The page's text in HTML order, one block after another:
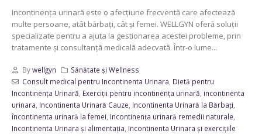
Incontinența urinară este o afecțiune frecventă care afectează
multe persoane, atât bărbați, cât și femei. WELLGYN oferă soluții
specializate pentru a ajuta la gestionarea acestei probleme, prin
tratamente și consultanță medicală adecvată. Într-o lume...
Bywellgyn
Sănătate și Wellness
Consult medical pentru Incontinenta Urinara Dietă pentru
Incontinența Urinară Exerciții pentru incontinența urinară incontinenta
urinara Incontinenta Urinară Cauze Incontinenta Urinară la Bărbați
încontinenta urinară la femei Incontinența urinară remedii naturale
Incontinenta Urinara și alimentația Incontinenta Urinara și exercițiile